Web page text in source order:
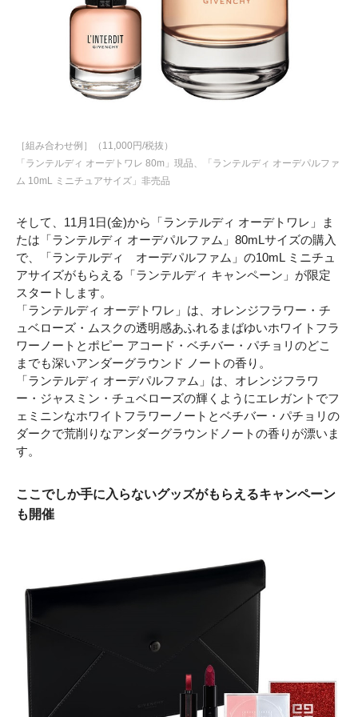
［組み合わせ例］（11,000円/税抜）
「ランテルディ オーデトワレ 80m」現品、「ランテルディ オーデパルファ
ム 10mL ミニチュアサイズ」非売品
そして、11月1日(金)から「ランテルディ オーデトワレ」ま
たは「ランテルディ オーデパルファム」80mLサイズの購入
で、「ランテルディ オーデパルファム」の10mL ミニチュ
アサイズがもらえる「ランテルディ キャンペーン」が限定
スタートします。
「ランテルディ オーデトワレ」は、オレンジフラワー・チ
ュベローズ・ムスクの透明感あふれるまばゆいホワイトフラ
ワーノートとポピー アコード・ベチバー・パチョリのどこ
までも深いアンダーグラウンド ノートの香り。
「ランテルディ オーデパルファム」は、オレンジフラワ
ー・ジャスミン・チュベローズの輝くようにエレガントでフ
ェミニンなホワイトフラワーノートとベチバー・パチョリの
ダークで荒削りなアンダーグラウンドノートの香りが漂いま
す。
ここでしか手に入らないグッズがもらえるキャンペーン
も開催